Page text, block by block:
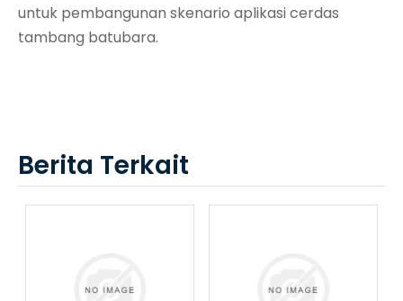
untuk pembangunan skenario aplikasi cerdas
tambang batubara.
Berita Terkait